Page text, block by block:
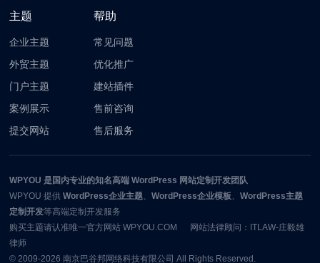
主题
企业主题
外贸主题
门户主题
案例展示
提交网站
帮助
常见问题
优化推广
建站插件
售前咨询
售后服务
WPYOU 是国内专业的知名高端 WordPress 网站定制开发团队
WPYOU 提供WordPress企业主题 、WordPress企业模板 、WordPress主题
定制开发等高端定制开发服务
购买主题请认准唯一官方网站 WPYOU.COM 网站法律顾问：ITLAW-庄毅雄
律师
© 2009-2026南京巴谷邦网络科技有限公司 All Rights Reserved.